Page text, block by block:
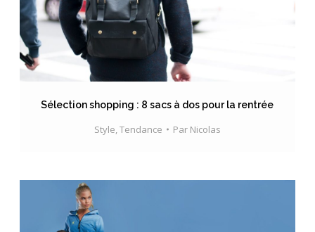
Sélection shopping : 8 sacs à dos pour la rentrée
Style,Tendance Par Nicolas